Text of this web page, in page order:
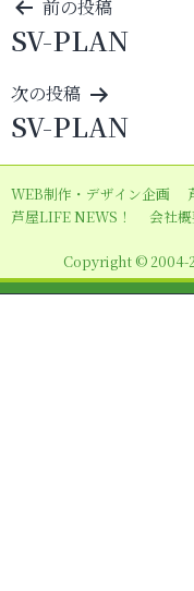
投
稿
ナ
ビ
ゲ
ー
シ
ン
前の投稿
SV-PLAN
次の投稿
SV-PLAN
WEB制作・デザイン企画
芦屋LIFE NEWS！
会社
Copyright © 2004-